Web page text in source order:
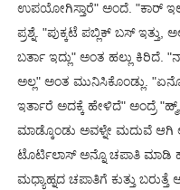
ಉಪಯೋಗಿಸ್ತಾರೆ" ಅಂದೆ. "ಕಾರ್
ಪ್ರಶ್ನೆ. "ಪುಕ್ಕಟೆ ಪಬ್ಲಿಕ್ ಬಸ್ ಇತ್ತು,
ಬರ್ತಾ ಇದ್ಲು" ಅಂತ ಹಲ್ಲು ಕಿರಿದೆ.
ಅಲ್ಲ" ಅಂತ ಮುನಿಸಿಕೊಂಡ್ಲು.
ಇರ್ತಾರೆ ಅದಕ್ಕೆ ಹೇಳಿದೆ" ಅಂದ್ರೆ
ಮಾಡ್ಕೊಂಡು ಅವಳ್ನೇ ಮದುವೆ ಆಗಿ
ಟೊರ್ಟಿಲಾಸ್ ಅನ್ನೊ ಚಪಾತಿ ಮಾಡಿ
ಮಧ್ಯಾಹ್ನದ ಚಪಾತಿಗೆ ಕುತ್ತು